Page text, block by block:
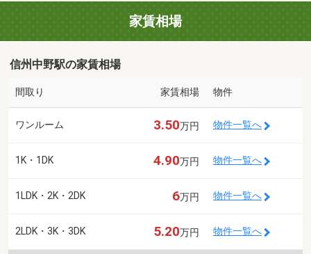
家賃相場
信州中野駅の家賃相場
間取り 家賃相場 物件
ワンルーム 3.50万円 物件一覧へ
1K・1DK 4.90万円 物件一覧へ
1LDK・2K・2DK 6万円 物件一覧へ
2LDK・3K・3DK 5.20万円 物件一覧へ